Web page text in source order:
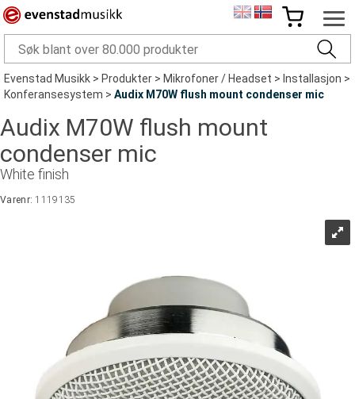
Evenstad Musikk>Produkter>Mikrofoner / Headset> Installasjon>
Konferansesystem>Audix M70W flush mount condenser mic
Audix M70W flush mount
condenser mic
White finish
Varenr:1119135